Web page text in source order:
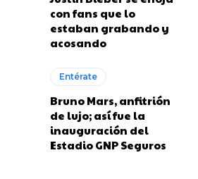
con fans que lo
estaban grabando y
acosando
Entérate
Bruno Mars, anfitrión
de lujo; así fue la
inauguración del
Estadio GNP Seguros